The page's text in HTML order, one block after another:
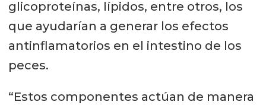
glicoproteínas, lípidos, entre otros, los
que ayudarían a generar los efectos
antinflamatorios en el intestino de los
peces.
“Estos componentes actúan de manera